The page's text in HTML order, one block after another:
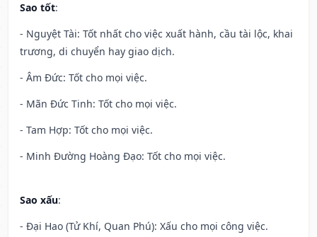
Sao tốt:
- Nguyệt Tài: Tốt nhất cho việc xuất hành, cầu tài lộc, khai
trương, di chuyển hay giao dịch.
- Âm Đức: Tốt cho mọi việc.
- Mãn Đức Tinh: Tốt cho mọi việc.
- Tam Hợp: Tốt cho mọi việc.
- Minh Đường Hoàng Đạo: Tốt cho mọi việc.
Sao xấu:
- Đại Hao (Tử Khí, Quan Phú): Xấu cho mọi công việc.